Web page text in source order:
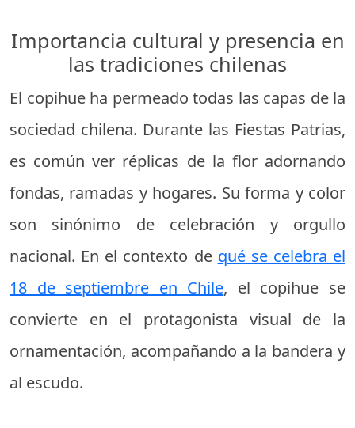
Importancia cultural y presencia en
las tradiciones chilenas
El copihue ha permeado todas las capas de la
sociedad chilena. Durante las Fiestas Patrias,
es común ver réplicas de la flor adornando
fondas, ramadas y hogares. Su forma y color
son sinónimo de celebración y orgullo
nacional. En el contexto de qué se celebra el
18 de septiembre en Chile, el copihue se
convierte en el protagonista visual de la
ornamentación, acompañando a la bandera y
al escudo.